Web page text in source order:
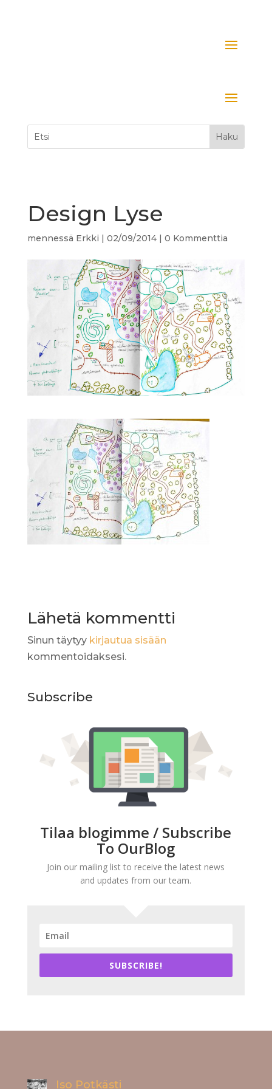
Design Lyse
mennessä Erkki | 02/09/2014| 0 Kommenttia
Lähetä kommentti
Sinun täytyy kirjautua sisään
kommentoidaksesi.
Subscribe
Tilaa blogimme / Subscribe
To OurBlog
Join our mailing list to receive the latest news
and updates from our team.
SUBSCRIBE!
Iso Potkästi